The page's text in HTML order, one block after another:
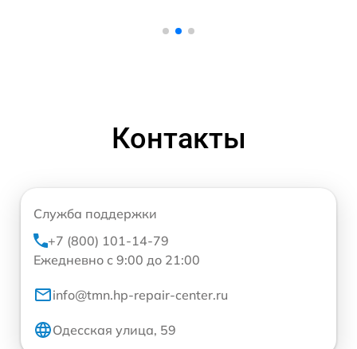
Контакты
Служба поддержки
+7 (800) 101-14-79
Ежедневно с 9:00 до 21:00
info@tmn.hp-repair-center.ru
Одесская улица, 59